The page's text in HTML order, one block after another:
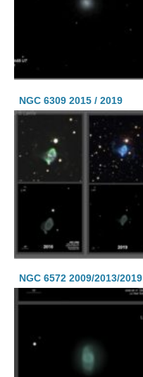
NGC 6309 2015 / 2019
NGC 6572 2009/2013/2019